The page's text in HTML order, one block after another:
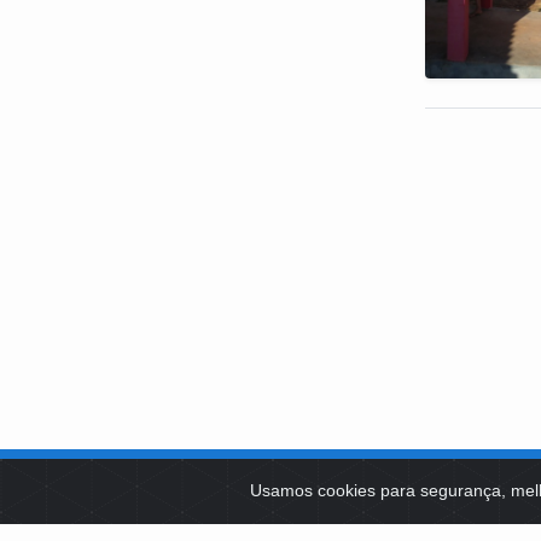
Usamos cookies para segurança,